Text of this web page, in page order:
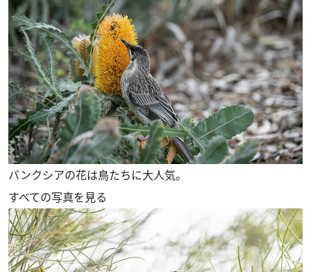
バンクシアの花は鳥たちに大人気。
すべての写真を見る